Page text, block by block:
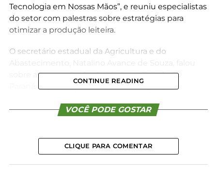
Tecnologia em Nossas Mãos”, e reuniu especialistas
do setor com palestras sobre estratégias para
otimizar a produção leiteira.
O secretário estadual da Agricultura e do
sobre a expressão da atividade no Estado. “O
Paraná hoje é respeitado pelo seu agro, pela
a segunda maior bacia leiteira do Brasil. Mas tem
familiares. Quem resolve isso é a tecnologia”,
enfatizou o membro da secretaria.
CONTINUE READING
VOCÊ PODE GOSTAR
CLIQUE PARA COMENTAR